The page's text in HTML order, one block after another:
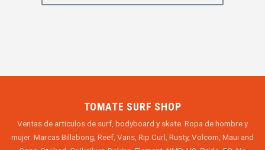
TOMATE SURF SHOP
Ventas de articulos de surf, bodyboard y skate. Ropa de hombre y
mujer. Marcas Billabong, Reef, Vans, Rip Curl, Rusty, Volcom, Maui and